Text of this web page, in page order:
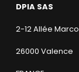
DPIA SAS
2-12 Allée
26000 Valence